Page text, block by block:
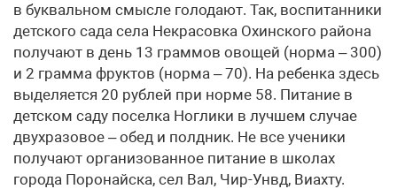
в буквальном смысле голодают. Так, воспитанники
детского сада села Некрасовка Охинского района
получают в день 13 граммов овощей (норма – 300)
и 2 грамма фруктов (норма – 70). На ребенка здесь
выделяется 20 рублей при норме 58. Питание в
детском саду поселка Ноглики в лучшем случае
двухразовое – обед и полдник. Не все ученики
получают организованное питание в школах
города Поронайска, сел Вал, Чир-Унвд, Виахту.